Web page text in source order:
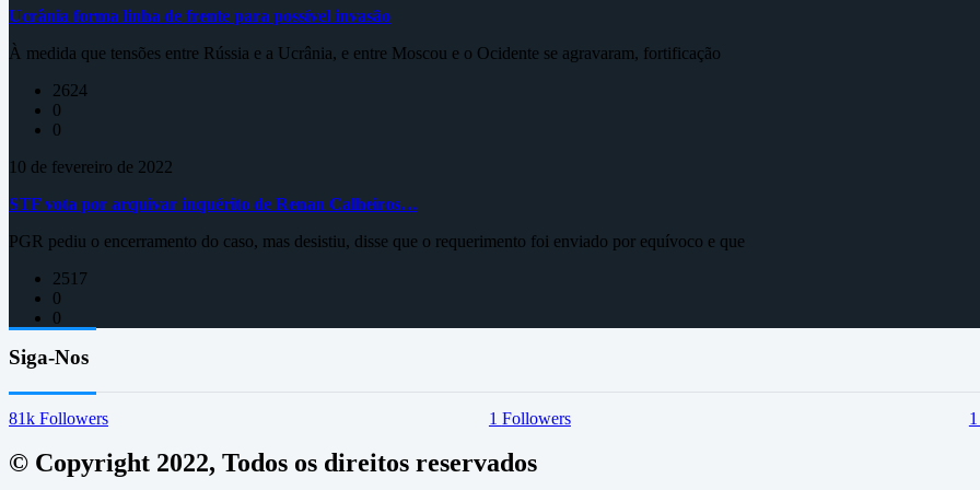
Ucrânia forma linha de frente para possível invasão
À medida que tensões entre Rússia e a Ucrânia, e entre Moscou e o Ocidente se agravaram, fortificação
2624
0
0
10 de fevereiro de 2022
STF vota por arquivar inquérito de Renan Calheiros…
PGR pediu o encerramento do caso, mas desistiu, disse que o requerimento foi enviado por equívoco e que
2517
0
0
Siga-Nos
81k Followers 1 Followers 1
© Copyright 2022, Todos os direitos reservados